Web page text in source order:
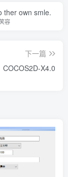
ther own smle.
容
下一篇
COCOS2D-X4.0